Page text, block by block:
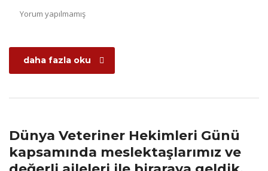
Yorum yapılmamış
daha fazla oku
Dünya Veteriner Hekimleri Günü
kapsamında meslektaşlarımız ve